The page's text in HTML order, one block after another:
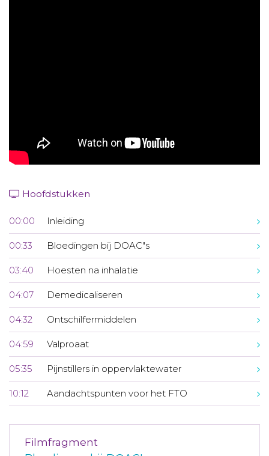
Hoofdstukken
00:00 Inleiding
00:33 Bloedingen bij DOAC"s
03:40 Hoesten na inhalatie
04:07 Demedicaliseren
04:32 Ontschilfermiddelen
04:59 Valproaat
05:35 Pijnstillers in oppervlaktewater
10:12 Aandachtspunten voor het FTO
Filmfragment